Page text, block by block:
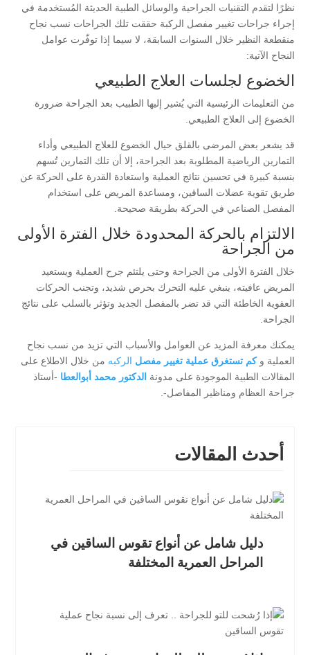
أحدث المقالات
دليل شامل عن أنواع تقوس الساقين في
المراحل العمرية المختلفة
نظرًا لتقدم التقنيات الجراحية والوسائل الطبية الحديثة المُستخدمة في
إجراء جراحات تغيير مفصل الركبة حققت تلك الجراحات نسب نجاح
منقطعة النظير خلال السنوات السابقة، لا سيما إذا توفّرت عوامل
النجاح الآتية:
الخضوع لجلسات العلاج الطبيعي
من التعليمات الرئيسية التي يُشير إليها الطبيب بعد الجراحة ضرورة
الخضوع إلى العلاج الطبيعي.
قد يشعر بعض المرضى بالقلق حيال الخضوع للعلاج الطبيعي وأداء
التمارين الرياضية المطلوبة بعد الجراحة، إلا أن تلك التمارين تُسهم
بنسبة كبيرة في تحسين نتائج العملية واستعادة القدرة على الحركة عن
طريق تقوية عضلات الساقين، ومساعدة المريض على استخدام
المفصل الصناعي في الحركة بطريقة صحيحة.
الالتزام بالحركة المحدودة خلال الفترة الأولى
من الجراحة
خلال الفترة الأولى من الجراحة وحتى يلتئم جرح العملية ويستعيد
المريض عافيته، ينبغي عليه التحرك بحرص شديد، وتجنب الحركات
العفوية الخاطئة التي قد تضر بالمفصل الجديد وتؤثر بالسلب على نتائج
الجراحة.
يمكنك معرفة المزيد عن العوامل والأسباب التي تزيد من نسب نجاح
العملية وكم تستغرق عملية تغيير مفصل الركبه من خلال الاطلاع على
المقالات الطبية الموجودة على مدونة الدكتور محمد أبوالعطا -أستاذ
جراحة العظام ومناظير المفاصل-.